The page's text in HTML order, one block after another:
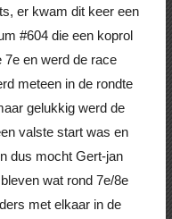
er kwam dit keer een
#604 die een koprol
7e en werd de race
meteen in de rondte
gelukkig werd de
valste start was en
dus mocht Gert-jan
wat rond 7e/8e
met elkaar in de